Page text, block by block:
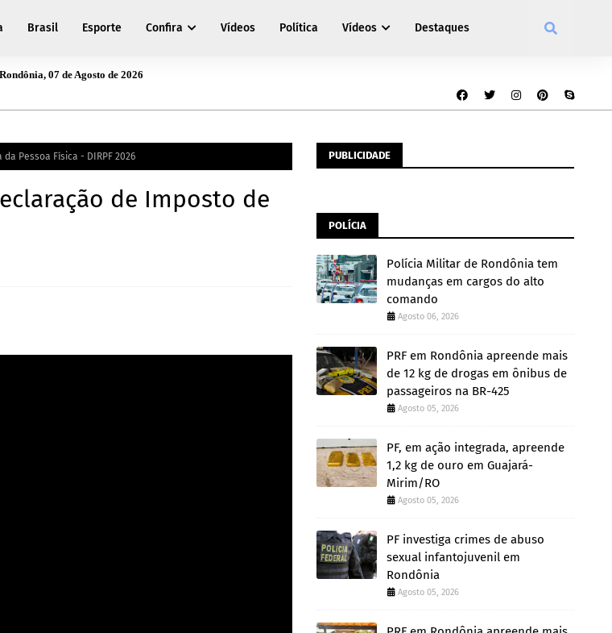
Brasil Esporte Confira Vídeos Política Vídeos Destaques
Rondônia, 07 de Agosto de 2026
Pessoa Física - DIRPF 2026
de Imposto de
PUBLICIDADE
POLÍCIA
Polícia Militar de Rondônia tem
mudanças em cargos do alto
comando
Agosto 06, 2026
PRF em Rondônia apreende mais
de 12 kg de drogas em ônibus de
passageiros na BR-425
Agosto 05, 2026
PF, em ação integrada, apreende
1,2 kg de ouro em Guajará-
Mirim/RO
Agosto 05, 2026
PF investiga crimes de abuso
sexual infantojuvenil em
Rondônia
Agosto 05, 2026